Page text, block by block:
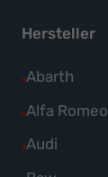
Hersteller
Abarth
Alle
Fahrzeuge
Abarth
Alfa Romeo
Alle
Fahrzeuge
Audi
Alle
Fahrzeuge